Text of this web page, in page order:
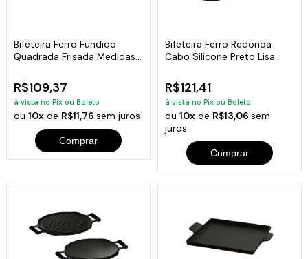
Bifeteira Ferro Fundido
Quadrada Frisada Medidas
R$109,37
à vista no Pix ou Boleto
ou10x de R$11,76sem juros
Comprar
Bifeteira Ferro Redonda
Cabo Silicone Preto Lisa
R$121,41
à vista no Pix ou Boleto
ou 10xde R$13,06 sem
juros
Comprar